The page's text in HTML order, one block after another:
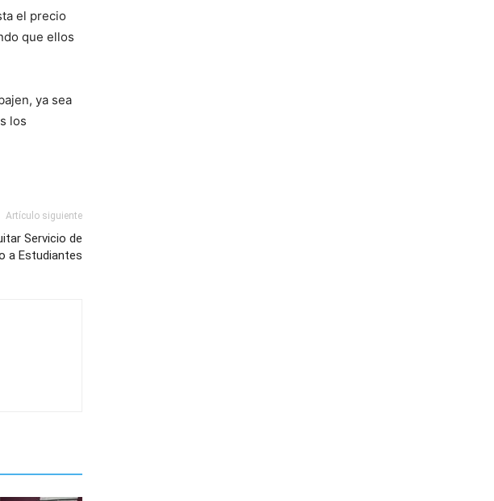
el precio
que ellos
ya sea
los
Artículo siguiente
Servicio de
a Estudiantes